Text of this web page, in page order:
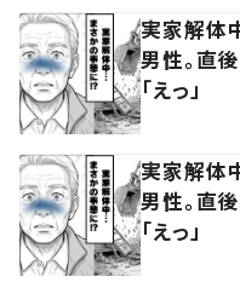
実家解体
男性。直
「えっ」
実家解体
男性。直
「えっ」